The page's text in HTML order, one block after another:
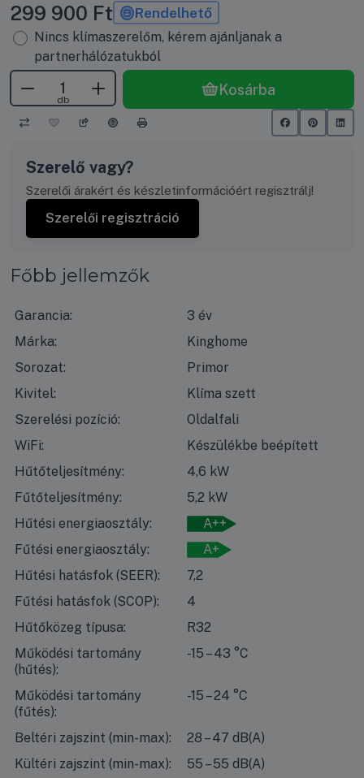
299 900 Ft Rendelhető
Nincs klímaszerelőm, kérem ajánljanak a
partnerhálózatukból
db
Kosárba
Szerelő vagy?
Szerelői árakért és készletinformációért regisztrálj!
Szerelői regisztráció
Főbb jellemzők
Garancia:
3 év
Márka:
Kinghome
Sorozat:
Primor
Kivitel:
Klíma szett
Szerelési pozíció:
Oldalfali
WiFi:
Készülékbe beépített
Hűtőteljesítmény:
4,6 kW
Fűtőteljesítmény:
5,2 kW
Hűtési energiaosztály:
A++
Fűtési energiaosztály:
A+
Hűtési hatásfok (SEER):
7,2
Fűtési hatásfok (SCOP):
4
Hűtőközeg típusa:
R32
Működési tartomány
(hűtés):
-15 – 43 °C
Működési tartomány
(fűtés):
-15 – 24 °C
Beltéri zajszint (min-max):
28 – 47 dB(A)
Kültéri zajszint (min-max):
55 – 55 dB(A)